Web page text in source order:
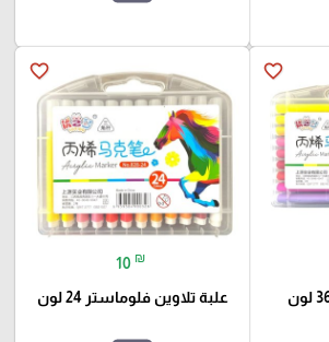
favorite_border
favorite_border
10 ₪
علبة تلاوين فلوماستر 24 لون